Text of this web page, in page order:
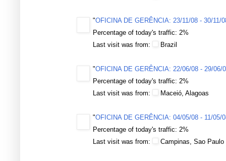
"OFICINA DE GERÊNCIA: 23/11/08 - 30/11/
Percentage of today's traffic: 2%
Last visit was from:
Brazil
"OFICINA DE GERÊNCIA: 22/06/08 - 29/06/
Percentage of today's traffic: 2%
Last visit was from:
Maceió, Alagoas
"OFICINA DE GERÊNCIA: 04/05/08 - 11/05/
Percentage of today's traffic: 2%
Last visit was from:
Campinas, Sao Paulo